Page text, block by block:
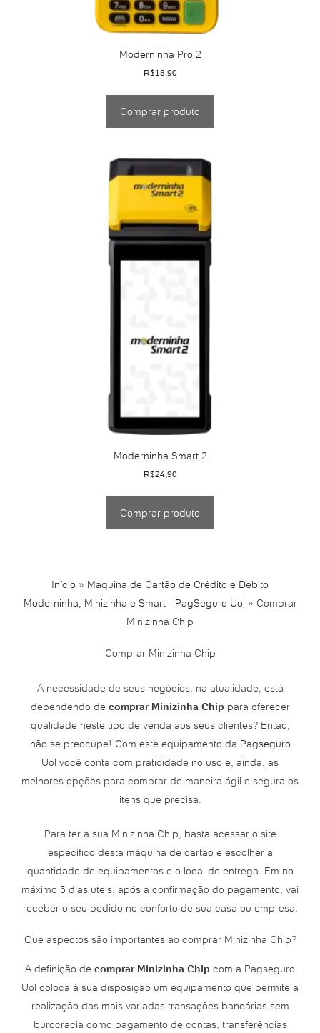
Moderninha Pro 2
R$18,90
Comprar produto
Moderninha Smart 2
R$24,90
Comprar produto
Início » Máquina de Cartão de Crédito e Débito
Moderninha, Minizinha e Smart - PagSeguro Uol » Comprar
Minizinha Chip
Comprar Minizinha Chip
A necessidade de seus negócios, na atualidade, está
dependendo de comprar Minizinha Chip para oferecer
qualidade neste tipo de venda aos seus clientes? Então,
não se preocupe! Com este equipamento da Pagseguro
Uol você conta com praticidade no uso e, ainda, as
melhores opções para comprar de maneira ágil e segura os
itens que precisa.
Para ter a sua Minizinha Chip, basta acessar o site
específico desta máquina de cartão e escolher a
quantidade de equipamentos e o local de entrega. Em no
máximo 5 dias úteis, após a confirmação do pagamento, vai
receber o seu pedido no conforto de sua casa ou empresa.
Que aspectos são importantes ao comprar Minizinha Chip?
A definição de comprar Minizinha Chip com a Pagseguro
Uol coloca à sua disposição um equipamento que permite a
realização das mais variadas transações bancárias sem
burocracia como pagamento de contas, transferências